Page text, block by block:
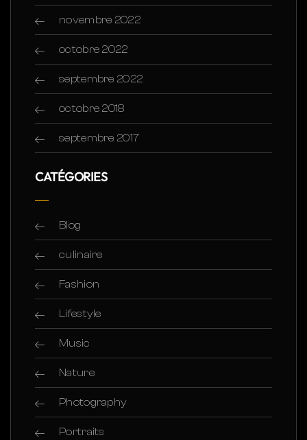
novembre 2022
octobre 2022
septembre 2022
octobre 2018
septembre 2017
CATÉGORIES
Blog
culinaire
Fashion
Lifestyle
Music
Nature
Photography
Portraits